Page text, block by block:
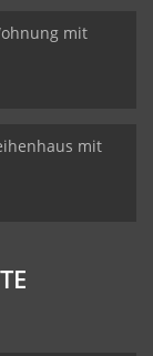
mit
mit